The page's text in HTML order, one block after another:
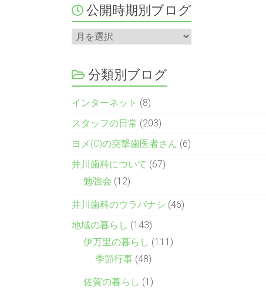
公開時期別ブログ
分類別ブログ
インターネット (8)
スタッフの日常 (203)
ヨメ(C)の突撃歯医者さん (6)
井川歯科について (67)
勉強会 (12)
井川歯科のウラバナシ (46)
地域の暮らし (143)
伊万里の暮らし (111)
季節行事 (48)
佐賀の暮らし (1)